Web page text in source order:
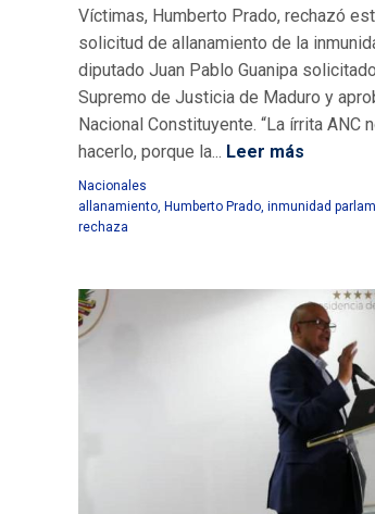
Víctimas, Humberto Prado, rechazó
solicitud de allanamiento de la
diputado Juan Pablo Guanipa
Supremo de Justicia de Maduro y
Nacional Constituyente. “La írrita ANC
hacerlo, porque la... Leer más
Nacionales
allanamiento Humberto Prado inmunidad
rechaza